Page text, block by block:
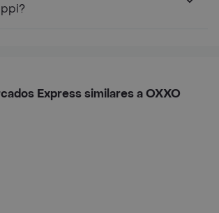
Express similares a OXXO